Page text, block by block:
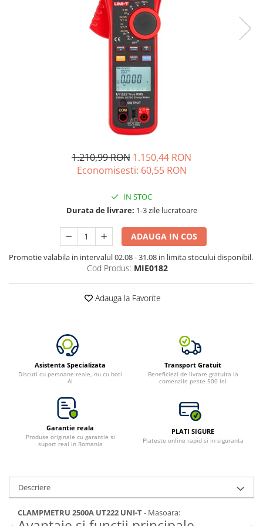
Acumulatori de stocare
Componente sisteme de balcon
1.210,99 RON 1.150,44 RON
Economisesti: 60,55 RON
IN STOC
Durata de livrare: 1-3 zile lucratoare
ADAUGA IN COS
Promotie valabila in intervalul 02.08 - 31.08 in limita stocului disponibil.
Cod Produs: MIE0182
Adauga la Favorite
Asistenta Specializata
Discuti cu persoane reale, nu cu boti
AI
Transport Gratuit
Beneficiezi de livrare gratuita la
comenzile peste 500 lei
Garantie reala
Produse originale cu garantie si
suport real in Romania
PLATI SIGURE
Plateste online rapid si in siguranta
Descriere
CLAMPMETRU 2500A UT222 UNI-T- Masoara: